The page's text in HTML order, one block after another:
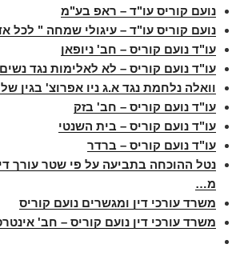
נועם קוריס עו"ד – ראפ בע"מ
נועם קוריס עו"ד – עיגולי שמחה " לכל
עו"ד נועם קוריס – חב' ניופאן
עו"ד נועם קוריס – לא לאלימות נגד נשים
וואלה נלחמת נגד א.ג ניו אפרוצ' בגין
עו"ד נועם קוריס – חב' בזק
עו"ד נועם קוריס – בית השנטי
עו"ד נועם קוריס – ברדר
נטל ההוכחה בתביעה על פי שטר עורך
מ…
משרד עורכי דין ומגשרים נועם קוריס
משרד עורכי דין נועם קוריס – חב'